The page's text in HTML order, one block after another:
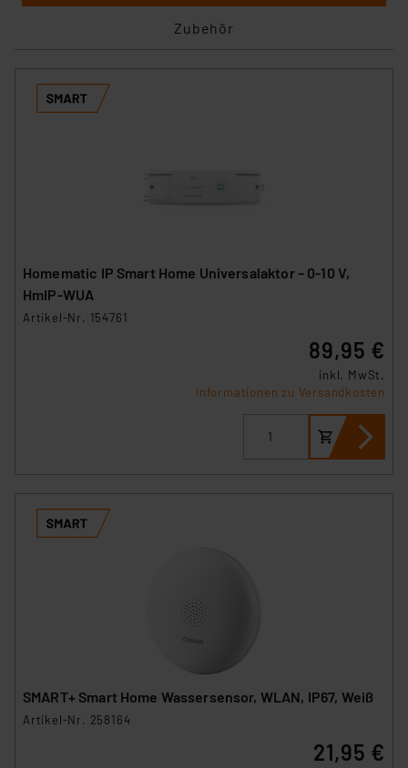
Zubehör
Homematic IP Smart Home Universalaktor – 0-10 V,
HmIP-WUA
Artikel-Nr. 154761
89,95 €
inkl. MwSt.
Informationen zu Versandkosten
SMART+ Smart Home Wassersensor, WLAN, IP67, Weiß
Artikel-Nr. 258164
21,95 €